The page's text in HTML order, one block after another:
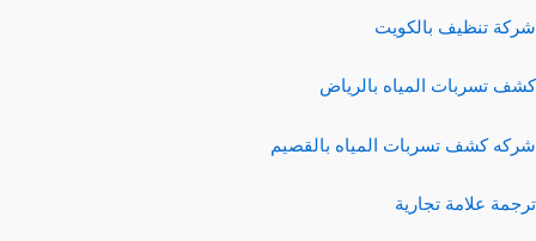
شركة تنظيف بالكويت
كشف تسربات المياه بالرياض
شركه كشف تسربات المياه بالقصيم
ترجمة علامة تجارية